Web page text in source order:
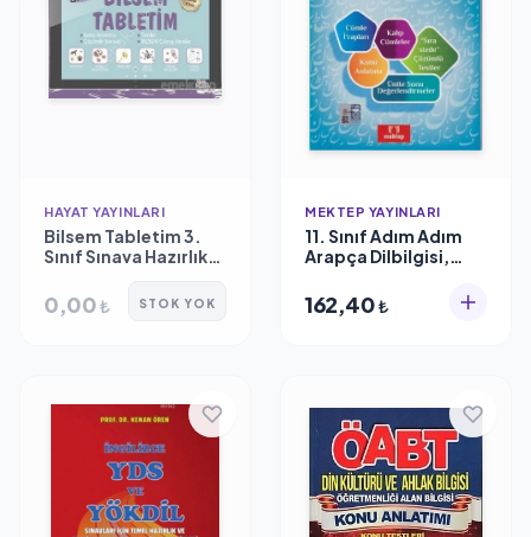
HAYAT YAYINLARI
Bilsem Tabletim 3.
Sınıf Sınava Hazırlık
0,00₺ STOK YOK
MEKTEP YAYINLARI
11. Sınıf Adım Adım
Arapça Dilbilgisi,
162,40₺